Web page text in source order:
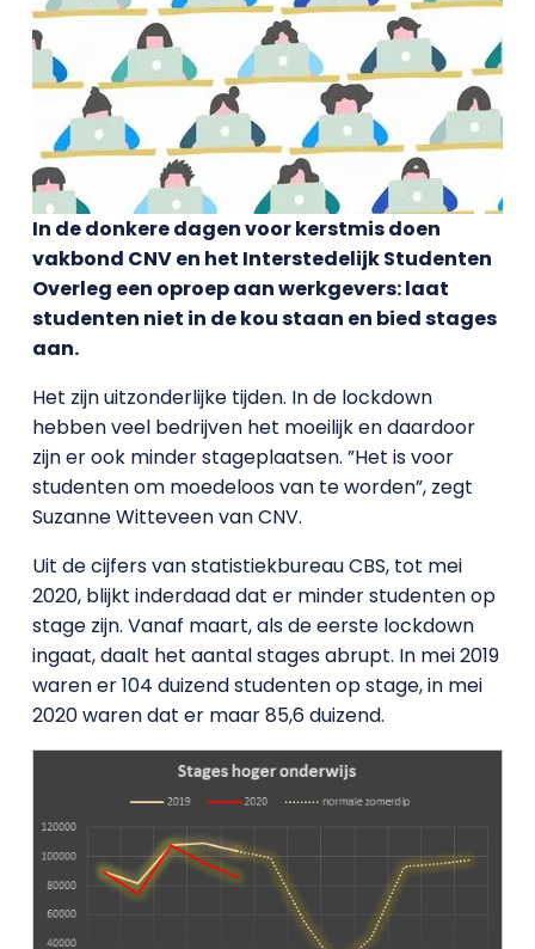
In de donkere dagen voor kerstmis doen
vakbond CNV en het Interstedelijk Studenten
Overleg een oproep aan werkgevers: laat
studenten niet in de kou staan en bied stages
aan.
Het zijn uitzonderlijke tijden. In de lockdown
hebben veel bedrijven het moeilijk en daardoor
zijn er ook minder stageplaatsen. ”Het is voor
studenten om moedeloos van te worden”, zegt
Suzanne Witteveen van CNV.
Uit de cijfers van statistiekbureau CBS, tot mei
2020, blijkt inderdaad dat er minder studenten op
stage zijn. Vanaf maart, als de eerste lockdown
ingaat, daalt het aantal stages abrupt. In mei 2019
waren er 104 duizend studenten op stage, in mei
2020 waren dat er maar 85,6 duizend.